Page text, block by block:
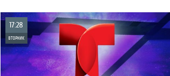
17:28
ВТОРНИК